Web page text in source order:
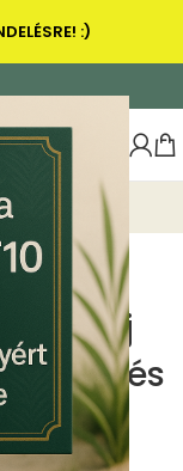
:)
meg,
olaj
és
0